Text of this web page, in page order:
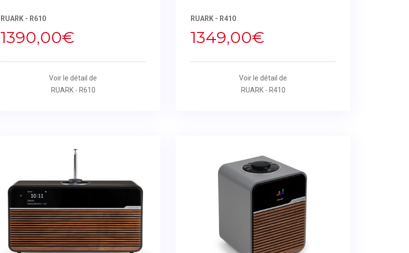
RUARK - R610
1390,00€
Voir le détail de
RUARK - R610
RUARK - R410
1349,00€
Voir le détail de
RUARK - R410